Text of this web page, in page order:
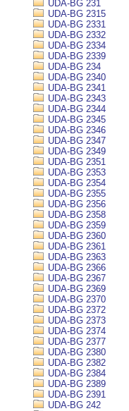
UDA-BG 231
UDA-BG 2315
UDA-BG 2331
UDA-BG 2332
UDA-BG 2334
UDA-BG 2339
UDA-BG 234
UDA-BG 2340
UDA-BG 2341
UDA-BG 2343
UDA-BG 2344
UDA-BG 2345
UDA-BG 2346
UDA-BG 2347
UDA-BG 2349
UDA-BG 2351
UDA-BG 2353
UDA-BG 2354
UDA-BG 2355
UDA-BG 2356
UDA-BG 2358
UDA-BG 2359
UDA-BG 2360
UDA-BG 2361
UDA-BG 2363
UDA-BG 2366
UDA-BG 2367
UDA-BG 2369
UDA-BG 2370
UDA-BG 2372
UDA-BG 2373
UDA-BG 2374
UDA-BG 2377
UDA-BG 2380
UDA-BG 2382
UDA-BG 2384
UDA-BG 2389
UDA-BG 2391
UDA-BG 242